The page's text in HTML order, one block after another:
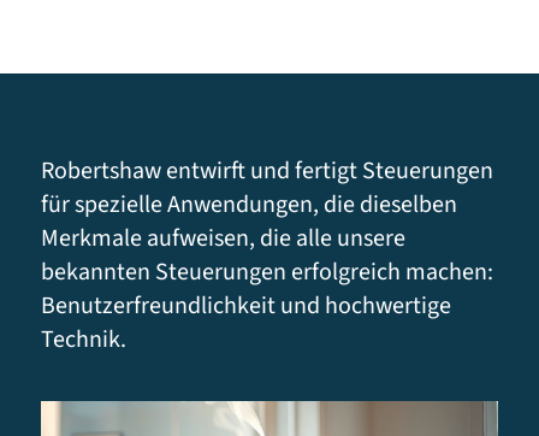
Robertshaw entwirft und fertigt Steuerungen
für spezielle Anwendungen, die dieselben
Merkmale aufweisen, die alle unsere
bekannten Steuerungen erfolgreich machen:
Benutzerfreundlichkeit und hochwertige
Technik.